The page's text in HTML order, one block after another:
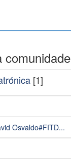
comunidade
[1]
Osvaldo#FITD...